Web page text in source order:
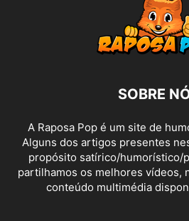
SOBRE
A Raposa Pop é um site de
Alguns dos artigos presentes
propósito satírico/humorístico/
partilhamos os melhores vídeos,
conteúdo multimédia